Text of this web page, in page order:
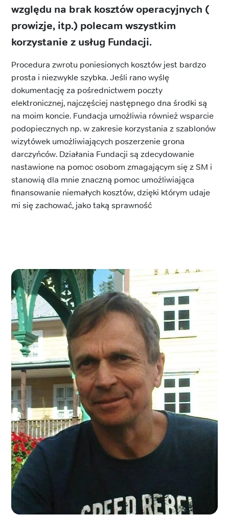
względu na brak kosztów operacyjnych (
prowizje, itp.) polecam wszystkim
korzystanie z usług Fundacji.
Procedura zwrotu poniesionych kosztów jest bardzo
prosta i niezwykle szybka. Jeśli rano wyślę
dokumentację za pośrednictwem poczty
elektronicznej, najczęściej następnego dna środki są
na moim koncie. Fundacja umożliwia również wsparcie
podopiecznych np. w zakresie korzystania z szablonów
wizytówek umożliwiających poszerzenie grona
darczyńców. Działania Fundacji są zdecydowanie
nastawione na pomoc osobom zmagającym się z SM i
stanowią dla mnie znaczną pomoc umożliwiająca
finansowanie niemałych kosztów, dzięki którym udaje
mi się zachować, jako taką sprawność